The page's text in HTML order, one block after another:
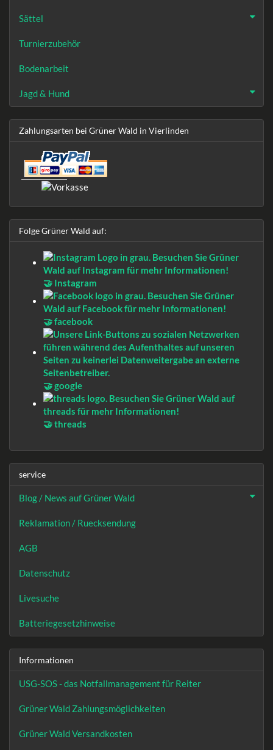
Sättel
Turnierzubehör
Bodenarbeit
Jagd & Hund
Zahlungsarten bei Grüner Wald in Vierlinden
Folge Grüner Wald auf:
🤝 Instagram
🤝 facebook
🤝 google
🤝 threads
service
Blog / News auf Grüner Wald
Reklamation / Ruecksendung
AGB
Datenschutz
Livesuche
Batteriegesetzhinweise
Informationen
USG-SOS - das Notfallmanagement für Reiter
Grüner Wald Zahlungsmöglichkeiten
Grüner Wald Versandkosten